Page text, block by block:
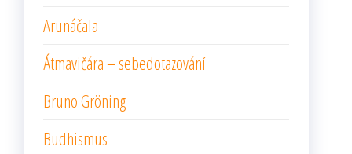
Arunáčala
Átmavičára – sebedotazování
Bruno Gröning
Budhismus